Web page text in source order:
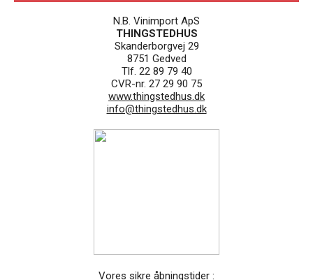
N.B. Vinimport ApS
THINGSTEDHUS
Skanderborgvej 29
8751 Gedved
Tlf. 22 89 79 40
CVR-nr. 27 29 90 75
www.thingstedhus.dk
info@thingstedhus.dk
Vores sikre åbningstider :